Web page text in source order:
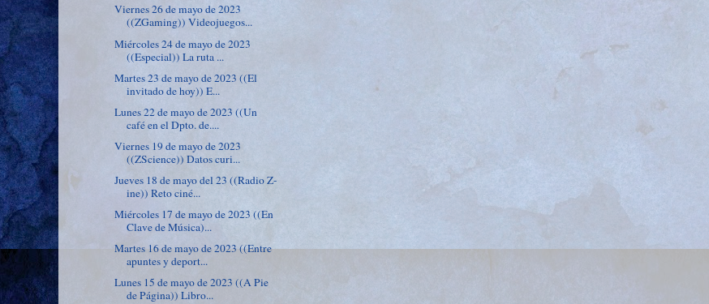
Viernes 26 de mayo de 2023
((ZGaming)) Videojuegos...
Miércoles 24 de mayo de 2023
((Especial)) La ruta ...
Martes 23 de mayo de 2023 ((El
invitado de hoy)) E...
Lunes 22 de mayo de 2023 ((Un
café en el Dpto. de....
Viernes 19 de mayo de 2023
((ZScience)) Datos curi...
Jueves 18 de mayo del 23 ((Radio Z-
ine)) Reto ciné...
Miércoles 17 de mayo de 2023 ((En
Clave de Música)...
Martes 16 de mayo de 2023 ((Entre
apuntes y deport...
Lunes 15 de mayo de 2023 ((A Pie
de Página)) Libro...